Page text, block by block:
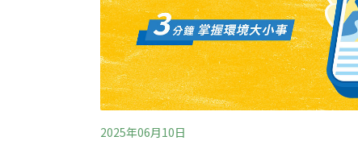
2025年06月10日